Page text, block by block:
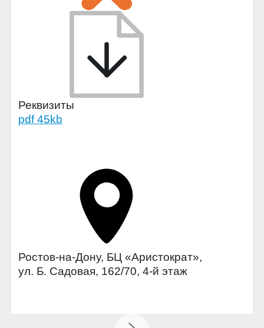
Реквизиты
pdf 45kb
Ростов-на-Дону, БЦ «Аристократ»,
ул. Б. Садовая, 162/70, 4-й этаж